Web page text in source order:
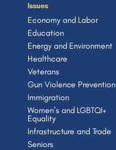
Issues
Economy and Labor
Education
Energy and Environment
Healthcare
Veterans
Gun Violence Prevention
Immigration
Women’s and LGBTQI+
Equality
Infrastructure and Trade
Seniors